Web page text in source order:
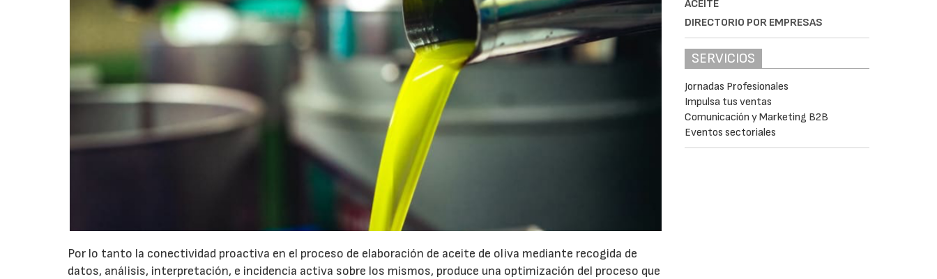
Por lo tanto la conectividad proactiva en el proceso de elaboración de aceite de oliva mediante recogida de
datos, análisis, interpretación, e incidencia activa sobre los mismos, produce una optimización del proceso que
ACEITE
DIRECTORIO POR EMPRESAS
SERVICIOS
Jornadas Profesionales
Impulsa tus ventas
Comunicación y Marketing B2B
Eventos sectoriales